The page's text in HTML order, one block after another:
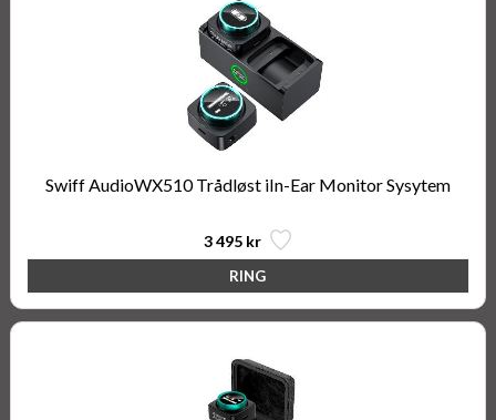
Swiff AudioWX510 Trådløst iIn-Ear Monitor Sysytem
3 495 kr